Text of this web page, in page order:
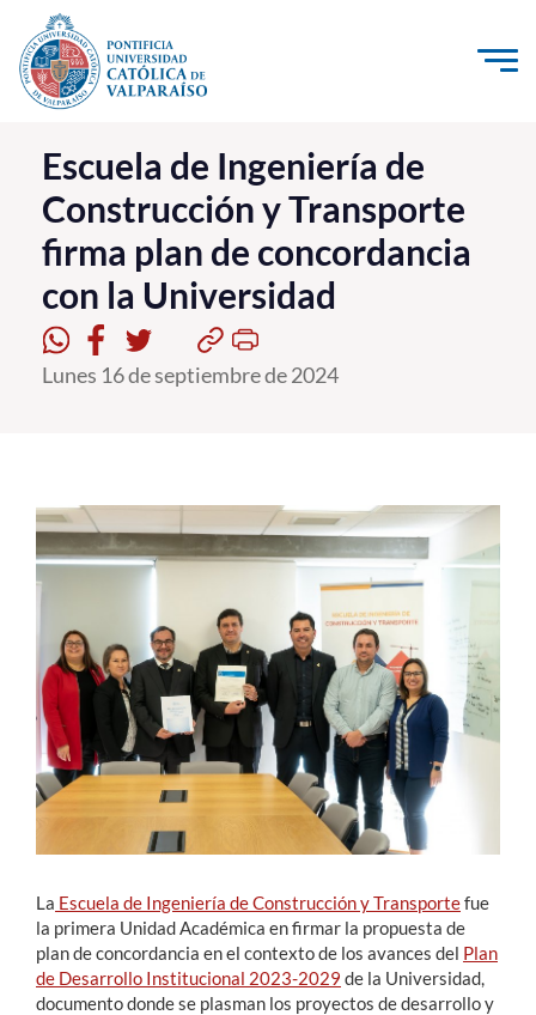
Click acá para ir directamente al contenido
La Universidad
Investigación, Creación e Innovación
PUCV Internacional
Vinculación con el Medio
Admisión
Formación Continua
Académicos
Funcionarios
Alumni
Escuela de Ingeniería de
Construcción y Transporte
firma plan de concordancia
con la Universidad
Lunes 16 de septiembre de 2024
La Escuela de Ingeniería de Construcción y Transportefue
la primera Unidad Académica en firmar la propuesta de
plan de concordancia en el contexto de los avances del Plan
de Desarrollo Institucional 2023-2029 de la Universidad,
documento donde se plasman los proyectos de desarrollo y